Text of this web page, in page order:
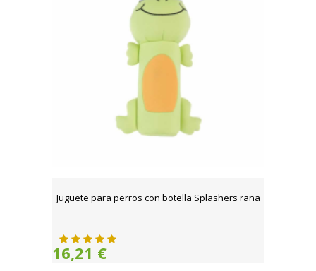
Juguete para perros con botella Splashers rana
16,21 €